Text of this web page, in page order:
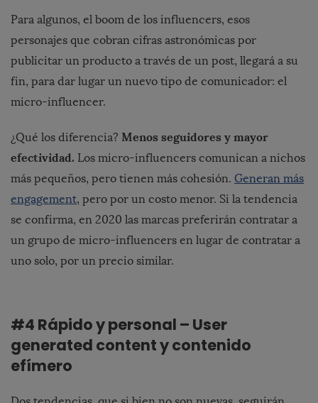
Para algunos, el boom de los influencers, esos
personajes que cobran cifras astronómicas por
publicitar un producto a través de un post, llegará a su
fin, para dar lugar un nuevo tipo de comunicador: el
micro-influencer.
¿Qué los diferencia? Menos seguidores y mayor
efectividad. Los micro-influencers comunican a nichos
más pequeños, pero tienen más cohesión. Generan más
engagement, pero por un costo menor. Si la tendencia
se confirma, en 2020 las marcas preferirán contratar a
un grupo de micro-influencers en lugar de contratar a
uno solo, por un precio similar.
#4 Rápido y personal – User
generated content y contenido
efímero